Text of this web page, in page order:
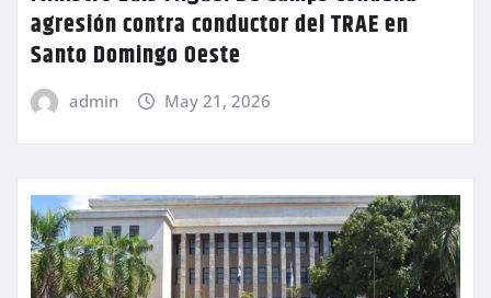
agresión contra conductor del TRAE en
Santo Domingo Oeste
admin May 21, 2026